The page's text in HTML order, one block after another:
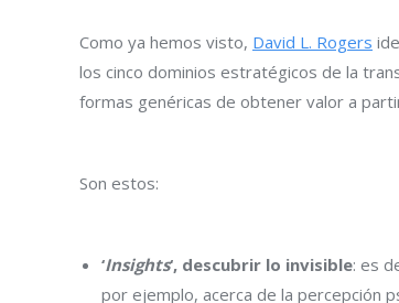
Como ya hemos visto, David L. Rogers
los cinco dominios estratégicos de la
formas genéricas de obtener valor a
Son estos:
‘Insights‘, descubrir lo invisible: es
por ejemplo, acerca de la percepción